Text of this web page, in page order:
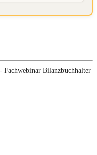
Fachwebinar Bilanzbuchhalter